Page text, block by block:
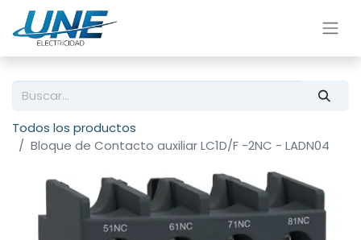
Todos los productos
Bloque de Contacto auxiliar LC1D/F -2NC - LADN04